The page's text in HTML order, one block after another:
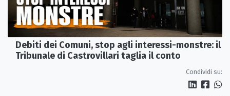
Debiti dei Comuni, stop agli interessi-monstre: il
Tribunale di Castrovillari taglia il conto
Condividi su: